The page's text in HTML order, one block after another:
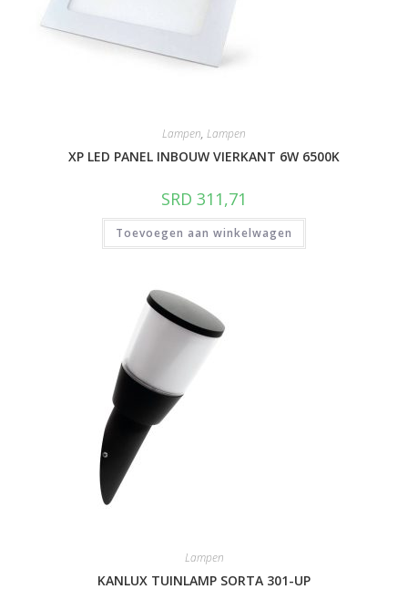
Lampen, Lampen
XP LED PANEL INBOUW VIERKANT 6W 6500K
SRD 311,71
Toevoegen aan winkelwagen
Lampen
KANLUX TUINLAMP SORTA 301-UP